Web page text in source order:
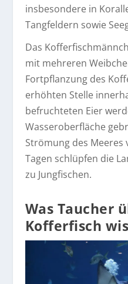
insbesondere in
Tangfeldern sowie
Das
mit mehreren
Fortpflanzung des
erhöhten Stelle
befruchteten Eier
Wasseroberfläche
Strömung des Meeres
Tagen schlüpfen die
zu Jungfischen.
Was Taucher
Kofferfisch